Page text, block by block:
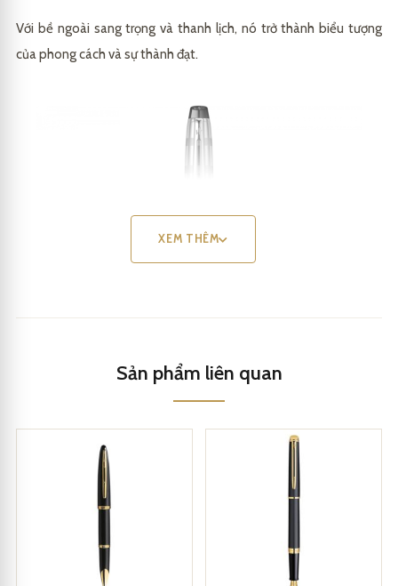
Với bề ngoài sang trọng và thanh lịch, nó trở thành biểu tượng
của phong cách và sự thành đạt.
Waterman Expert 3 Deluxe Dark Red CT Rollerball Pen
Thiết kế cổ điển của bút Waterman Expert 3 Deluxe Dark Red
CT Rollerball Pen 2093660 mang đến sự quyền lực và đẳng cấp.
XEM THÊM
Sản phẩm liên quan